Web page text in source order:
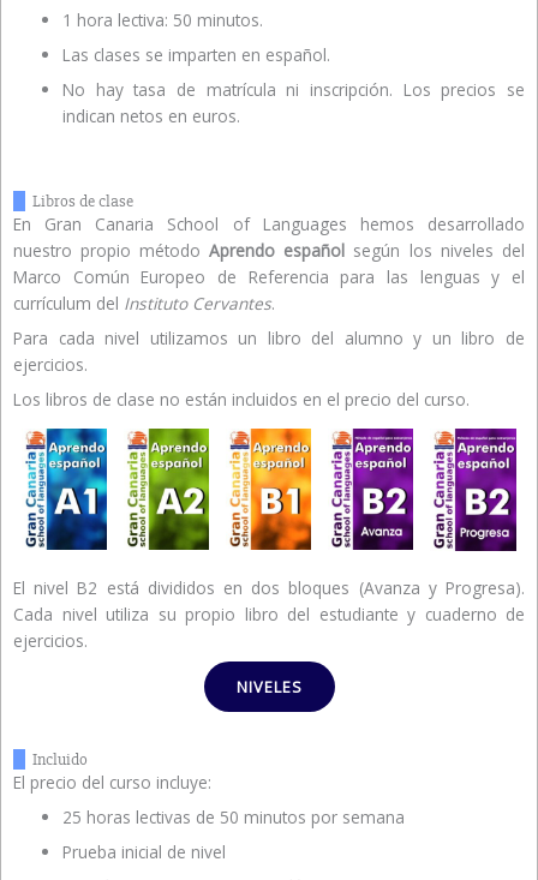
1 hora lectiva: 50 minutos.
Las clases se imparten en español.
No hay tasa de matrícula ni inscripción. Los precios se
indican netos en euros.
Libros de clase
En Gran Canaria School of Languages hemos desarrollado
nuestro propio método Aprendo español según los niveles del
Marco Común Europeo de Referencia para las lenguas y el
currículum del Instituto Cervantes.
Para cada nivel utilizamos un libro del alumno y un libro de
ejercicios.
Los libros de clase no están incluidos en el precio del curso.
El nivel B2 está divididos en dos bloques (Avanza y Progresa).
Cada nivel utiliza su propio libro del estudiante y cuaderno de
ejercicios.
NIVELES
Incluido
El precio del curso incluye:
25 horas lectivas de 50 minutos por semana
Prueba inicial de nivel